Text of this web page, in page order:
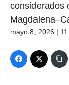
considerados
mayo 8, 2026 |